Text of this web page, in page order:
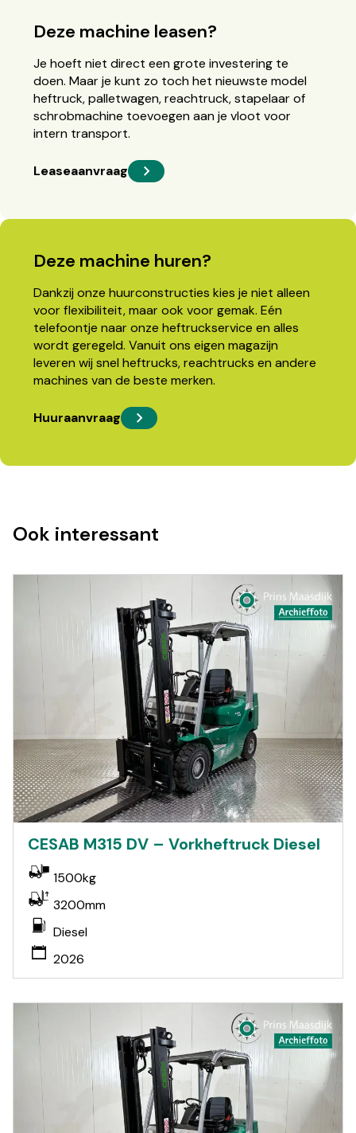
Deze machine leasen?
Je hoeft niet direct een grote investering te
doen. Maar je kunt zo toch het nieuwste model
heftruck, palletwagen, reachtruck, stapelaar of
schrobmachine toevoegen aan je vloot voor
intern transport.
Leaseaanvraag
Deze machine huren?
Dankzij onze huurconstructies kies je niet alleen
voor flexibiliteit, maar ook voor gemak. Eén
telefoontje naar onze heftruckservice en alles
wordt geregeld. Vanuit ons eigen magazijn
leveren wij snel heftrucks, reachtrucks en andere
machines van de beste merken.
Huuraanvraag
Ook interessant
CESAB M315 DV – Vorkheftruck Diesel
1500kg
3200mm
Diesel
2026